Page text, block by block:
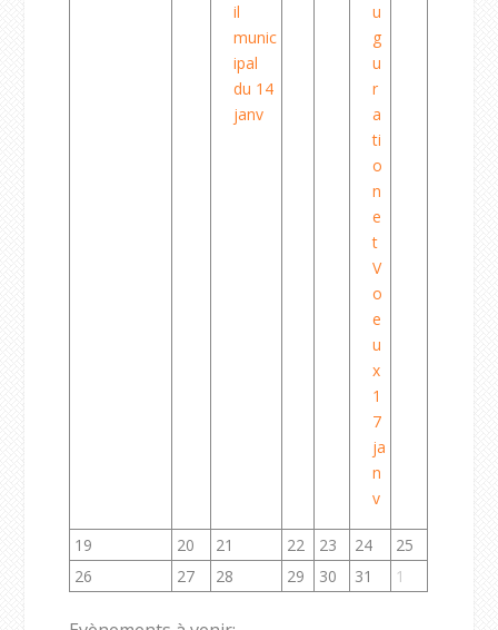
il
munic
ipal
du 14
janv
u
g
u
r
a
ti
o
n
e
t
V
o
e
u
x
1
7
ja
n
v
19 20 21 22 23 24
25
26
27 28 29 30 31 1